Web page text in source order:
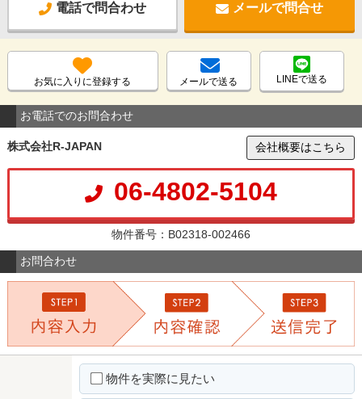
電話で問合わせ メールで問合せ
お気に入りに登録する メールで送る LINEで送る
お電話でのお問合わせ
株式会社R-JAPAN 会社概要はこちら
06-4802-5104
物件番号：B02318-002466
お問合わせ
物件を実際に見たい